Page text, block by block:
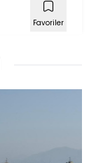
Favoriler